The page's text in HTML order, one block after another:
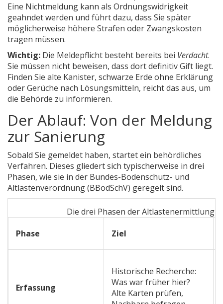
Eine Nichtmeldung kann als Ordnungswidrigkeit
geahndet werden und führt dazu, dass Sie später
möglicherweise höhere Strafen oder Zwangskosten
tragen müssen.
Wichtig: Die Meldepflicht besteht bereits bei Verdacht.
Sie müssen nicht beweisen, dass dort definitiv Gift liegt.
Finden Sie alte Kanister, schwarze Erde ohne Erklärung
oder Gerüche nach Lösungsmitteln, reicht das aus, um
die Behörde zu informieren.
Der Ablauf: Von der Meldung
zur Sanierung
Sobald Sie gemeldet haben, startet ein behördliches
Verfahren. Dieses gliedert sich typischerweise in drei
Phasen, wie sie in der Bundes-Bodenschutz- und
Altlastenverordnung (BBodSchV) geregelt sind.
Die drei Phasen der Altlastenermittlung
Phase
Ziel
Erfassung
Historische Recherche:
Was war früher hier?
Alte Karten prüfen,